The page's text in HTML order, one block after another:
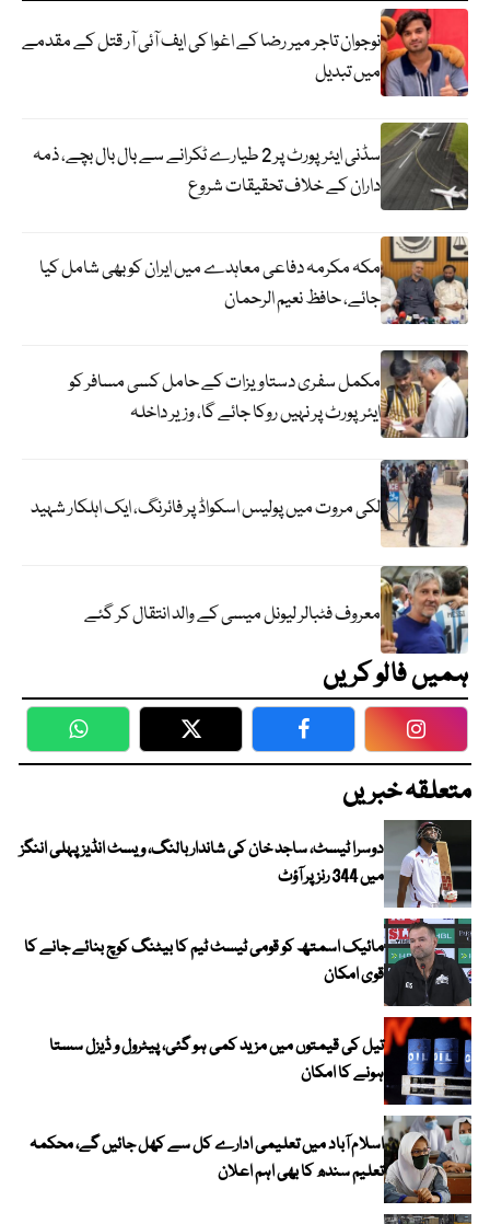
نوجوان تاجر میر رضا کے اغوا کی ایف آئی آر قتل کے مقدمے
میں تبدیل
سڈنی ایئرپورٹ پر 2 طیارے ٹکرانے سے بال بال بچے، ذمہ
داران کے خلاف تحقیقات شروع
مکہ مکرمہ دفاعی معاہدے میں ایران کو بھی شامل کیا
جائے، حافظ نعیم الرحمان
مکمل سفری دستاویزات کے حامل کسی مسافر کو
ایئرپورٹ پر نہیں روکا جائے گا، وزیر داخلہ
لکی مروت میں پولیس اسکواڈ پر فائرنگ، ایک اہلکار شہید
معروف فٹبالر لیونل میسی کے والد انتقال کر گئے
ہمیں فالو کریں
WhatsApp Twitter Facebook
متعلقہ خبریں
دوسرا ٹیسٹ، ساجد خان کی شاندار بالنگ، ویسٹ انڈیز پہلی اننگز
میں 344 رنز پر آؤٹ
مائیک اسمتھ کو قومی ٹیسٹ ٹیم کا بیٹنگ کوچ بنائے جانے کا
قوی امکان
تیل کی قیمتوں میں مزید کمی ہو گئی، پیٹرول و ڈیزل سستا
ہونے کا امکان
اسلام آباد میں تعلیمی ادارے کل سے کھل جائیں گے، محکمہ
تعلیم سندھ کا بھی اہم اعلان